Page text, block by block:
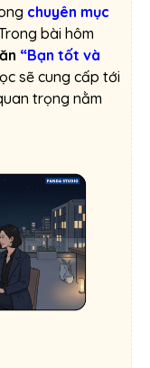
chuyên mục
bài hôm
“Bạn tốt và
sẽ cung cấp tới
trọng nằm